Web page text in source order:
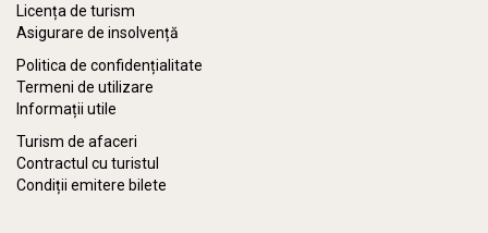
Licența de turism
Asigurare de insolvență
Politica de confidențialitate
Termeni de utilizare
Informații utile
Turism de afaceri
Contractul cu turistul
Condiții emitere bilete